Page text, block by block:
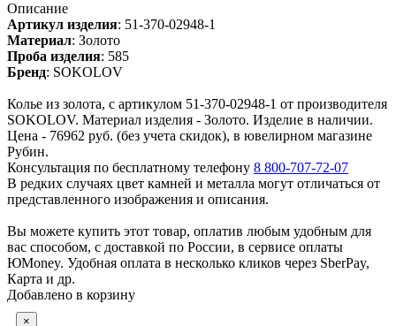
Описание
Артикул изделия: 51-370-02948-1
Материал: Золото
Проба изделия: 585
Бренд: SOKOLOV
Колье из золота, с артикулом 51-370-02948-1 от производителя
SOKOLOV. Материал изделия - Золото. Изделие в наличии.
Цена - 76962 руб. (без учета скидок), в ювелирном магазине
Рубин.
Консультация по бесплатному телефону 8 800-707-72-07
В редких случаях цвет камней и металла могут отличаться от
представленного изображения и описания.
Вы можете купить этот товар, оплатив любым удобным для
вас способом, с доставкой по России, в сервисе оплаты
ЮMoney. Удобная оплата в несколько кликов через SberPay,
Карта и др.
Добавлено в корзину
×